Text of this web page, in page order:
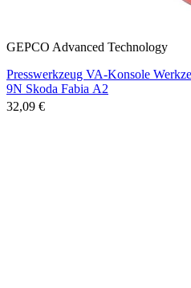
GEPCO Advanced Technology
Presswerkzeug VA-Konsole
9N Skoda Fabia A2
32,09 €